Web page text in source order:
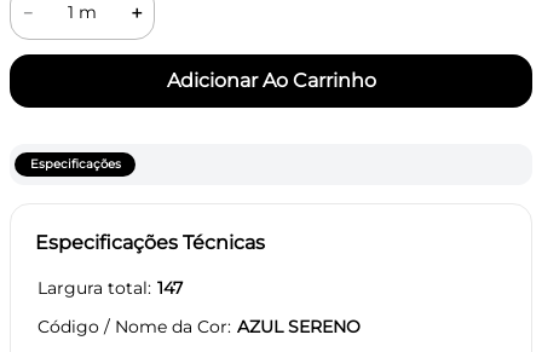
＋
－
Especificações
Especificações Técnicas
Largura total 147
Código / Nome da Cor AZUL SERENO